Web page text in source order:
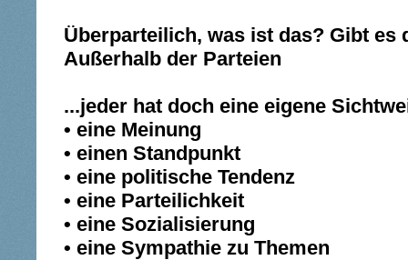
Überparteilich, was ist das? Gibt es
Außerhalb der Parteien
...jeder hat doch eine eigene
• eine Meinung
• einen Standpunkt
• eine politische Tendenz
• eine Parteilichkeit
• eine Sozialisierung
• eine Sympathie zu Themen